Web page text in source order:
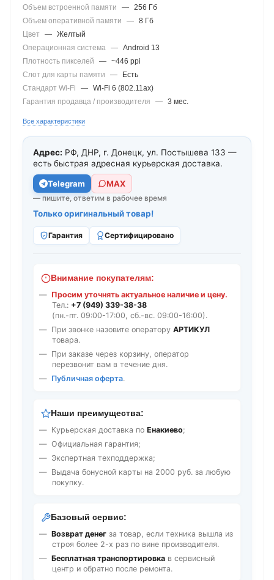
Объем встроенной памяти
— 256 Гб
Объем оперативной памяти
— 8 Гб
Цвет
— Желтый
Операционная система — Android 13
Плотность пикселей
— ~446 ppi
Слот для карты памяти
—
Есть
Стандарт Wi-Fi
— Wi-Fi 6 (802.11ax)
Гарантия продавца / производителя
— 3 мес.
Все характеристики
Адрес: РФ, ДНР, г. Донецк, ул. Постышева 133 —
есть быстрая адресная курьерская доставка.
Telegram МАХ
— пишите, ответим в рабочее время
Только оригинальный товар!
Гарантия Сертифицировано
Внимание покупателям:
Просим уточнять актуальное наличие и цену.
Тел.: +7 (949) 339-38-38
(пн.-пт. 09:00-17:00, сб.-вс. 09:00-16:00).
При звонке назовите оператору АРТИКУЛ
товара.
При заказе через корзину, оператор
перезвонит вам в течение дня.
Публичная оферта.
Наши преимущества:
Курьерская доставка по Енакиево;
Официальная гарантия;
Экспертная техподдержка;
Выдача бонусной карты на 2000 руб. за любую
покупку.
Базовый сервис:
Возврат денег за товар, если техника вышла из
строя более 2-х раз по вине производителя.
Бесплатная транспортировка в сервисный
центр и обратно после ремонта.